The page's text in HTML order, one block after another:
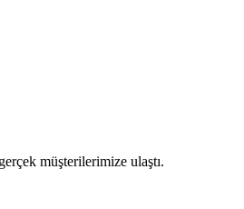
müşterilerimize ulaştı.